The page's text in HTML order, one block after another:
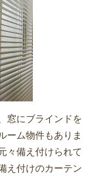
窓にブラインドを
ーム物件もありま
々備え付けられて
え付けのカーテン